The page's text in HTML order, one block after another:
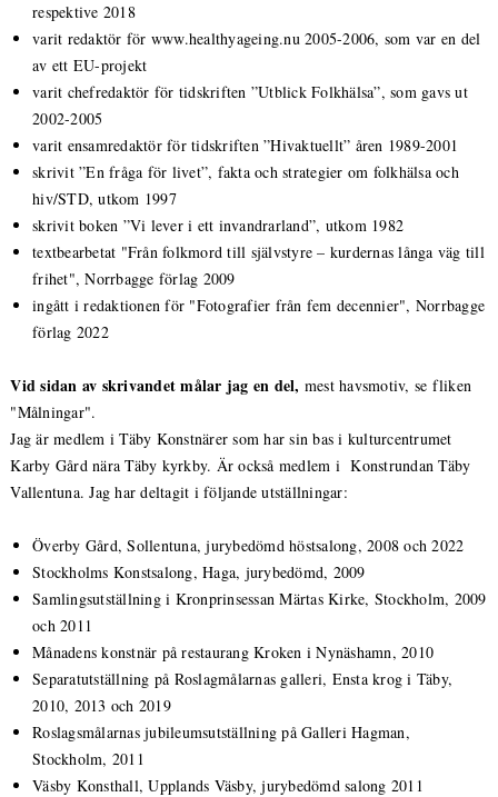
respektive 2018
varit redaktör för www.healthyageing.nu 2005-2006, som var en del
av ett EU-projekt
varit chefredaktör för tidskriften ”Utblick Folkhälsa”, som gavs ut
2002-2005
varit ensamredaktör för tidskriften ”Hivaktuellt” åren 1989-2001
skrivit ”En fråga för livet”, fakta och strategier om folkhälsa och
hiv/STD, utkom 1997
skrivit boken ”Vi lever i ett invandrarland”, utkom 1982
textbearbetat "Från folkmord till självstyre – kurdernas långa väg till
frihet", Norrbagge förlag 2009
ingått i redaktionen för "Fotografier från fem decennier", Norrbagge
förlag 2022
Vid sidan av skrivandet målar jag en del, mest havsmotiv, se fliken
"Målningar".
Jag är medlem i Täby Konstnärer som har sin bas i kulturcentrumet
Karby Gård nära Täby kyrkby. Är också medlem i Konstrundan Täby
Vallentuna. Jag har deltagit i följande utställningar:
Överby Gård, Sollentuna, jurybedömd höstsalong, 2008 och 2022
Stockholms Konstsalong, Haga, jurybedömd, 2009
Samlingsutställning i Kronprinsessan Märtas Kirke, Stockholm, 2009
och 2011
Månadens konstnär på restaurang Kroken i Nynäshamn, 2010
Separatutställning på Roslagmålarnas galleri, Ensta krog i Täby,
2010, 2013 och 2019
Roslagsmålarnas jubileumsutställning på Galleri Hagman,
Stockholm, 2011
Väsby Konsthall, Upplands Väsby, jurybedömd salong 2011